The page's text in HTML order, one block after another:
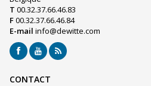
T 00.32.37.66.46.83
F00.32.37.66.46.84
E-mail info@dewitte.com
CONTACT